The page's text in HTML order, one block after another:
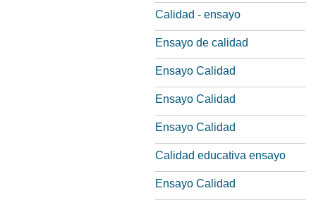
Calidad - ensayo
Ensayo de calidad
Ensayo Calidad
Ensayo Calidad
Ensayo Calidad
Calidad educativa ensayo
Ensayo Calidad